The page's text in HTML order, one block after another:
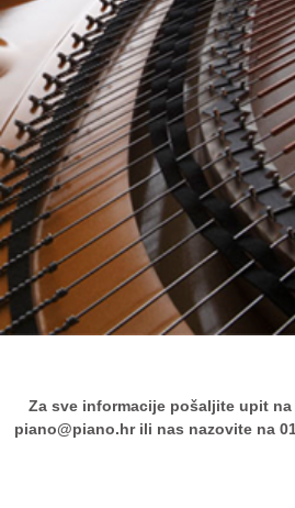
Za sve informacije pošaljite upit na
piano@piano.hr ili nas nazovite na